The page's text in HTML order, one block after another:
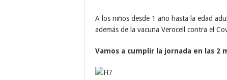
A los niños desde 1 año hasta la edad
además de la vacuna Verocell contra el
Vamos a cumplir la jornada en las 2